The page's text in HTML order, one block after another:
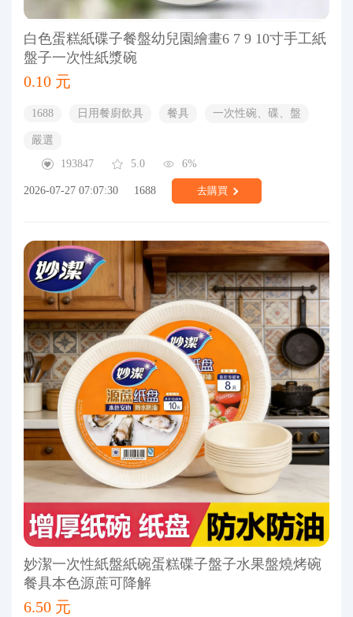
白色蛋糕紙碟子餐盤幼兒園繪畫6 7 9 10寸手工紙
盤子一次性紙漿碗
0.10 元
1688 日用餐廚飲具 餐具 一次性碗、碟、盤
嚴選
193847
5.0 6%
2026-07-27 07:07:30 1688 去購買
妙潔一次性紙盤紙碗蛋糕碟子盤子水果盤燒烤碗
餐具本色源蔗可降解
6.50 元